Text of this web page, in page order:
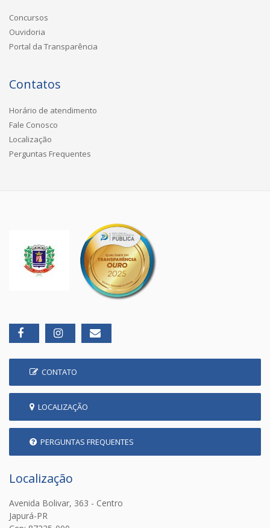
Concursos
Ouvidoria
Portal da Transparência
Contatos
Horário de atendimento
Fale Conosco
Localização
Perguntas Frequentes
CONTATO
LOCALIZAÇÃO
PERGUNTAS FREQUENTES
Localização
Avenida Bolivar, 363 - Centro
Japurá-PR